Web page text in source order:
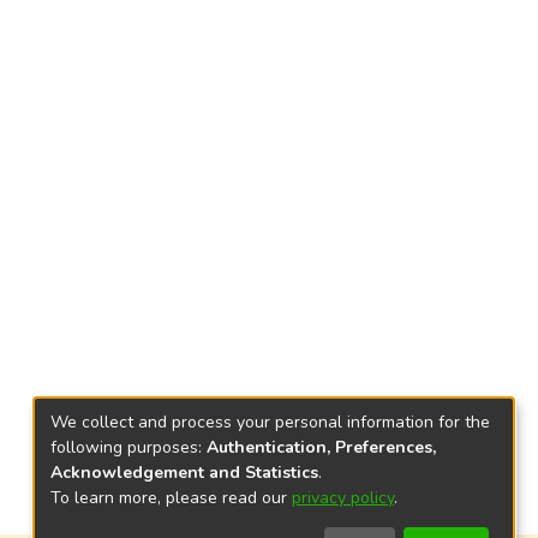
We collect and process your personal information for the
following purposes: Authentication, Preferences,
Acknowledgement and Statistics.
To learn more, please read our privacy policy.